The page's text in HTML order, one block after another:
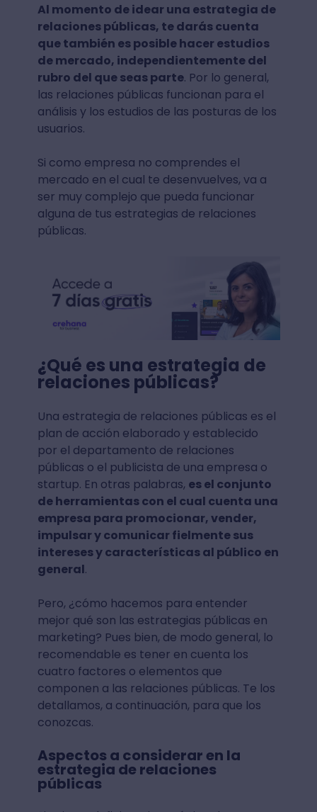
Al momento de idear una estrategia de
relaciones públicas, te darás cuenta
que también es posible hacer estudios
de mercado, independientemente del
rubro del que seas parte. Por lo general,
las relaciones públicas funcionan para el
análisis y los estudios de las posturas de los
usuarios.
Si como empresa no comprendes el
mercado en el cual te desenvuelves, va a
ser muy complejo que pueda funcionar
alguna de tus estrategias de relaciones
públicas.
¿Qué es una estrategia de
relaciones públicas?
Una estrategia de relaciones públicas es el
plan de acción elaborado y establecido
por el departamento de relaciones
públicas o el publicista de una empresa o
startup. En otras palabras, es el conjunto
de herramientas con el cual cuenta una
empresa para promocionar, vender,
impulsar y comunicar fielmente sus
intereses y características al público en
general.
Pero, ¿cómo hacemos para entender
mejor qué son las estrategias públicas en
marketing? Pues bien, de modo general, lo
recomendable es tener en cuenta los
cuatro factores o elementos que
componen a las relaciones públicas. Te los
detallamos, a continuación, para que los
conozcas.
Aspectos a considerar en la
estrategia de relaciones
públicas